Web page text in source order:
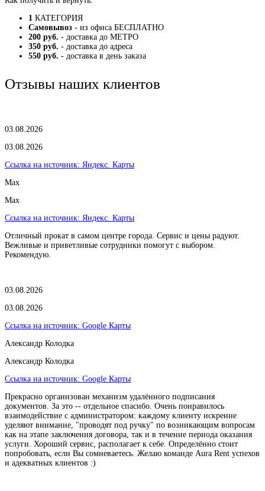
1 КАТЕГОРИЯ
Самовывоз - из офиса БЕСПЛАТНО
200 руб. - доставка до МЕТРО
350 руб. - доставка до адреса
550 руб. - доставка в день заказа
Отзывы наших клиентов
03.08.2026
03.08.2026
Ссылка на источник: Яндекс. Карты
Max
Max
Ссылка на источник: Яндекс. Карты
Отличный прокат в самом центре города. Сервис и цены радуют.
Вежливые и приветливые сотрудники помогут с выбором.
Рекомендую.
03.08.2026
03.08.2026
Ссылка на источник: Google Карты
Александр Колодка
Александр Колодка
Ссылка на источник: Google Карты
Прекрасно организован механизм удалённого подписания
документов. За это -- отдельное спасибо. Очень понравилось
взаимодействие с администратором: каждому клиенту искренне
уделяют внимание, "проводят под ручку" по возникающим вопросам
как на этапе заключения договора, так и в течение периода оказания
услуги. Хороший сервис, располагает к себе. Определённо стоит
попробовать, если Вы сомневаетесь. Желаю команде Aura Rent успехов
и адекватных клиентов :)